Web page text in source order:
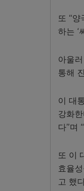
또 “
하는 ‘
아울
통해
이 대
강화
다”며
또 이
효율
고 했